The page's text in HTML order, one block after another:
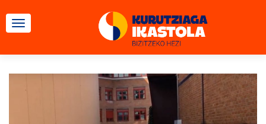
TOGGLE NAVIGATION